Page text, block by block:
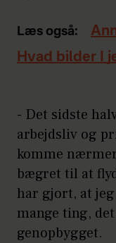
Læs også:
Hvad bilder I
- Det sidste
arbejdsliv og
komme
bægret til at
har gjort, at
mange ting,
genopbygget.